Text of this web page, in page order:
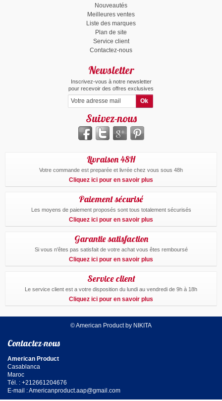
Nouveautés
Meilleures ventes
Liste des marques
Plan de site
Service client
Contactez-nous
Newsletter
Inscrivez-vous à notre newsletter
pour recevoir des offres exclusives
Suivez-nous
Livraison 48H
Votre commande est preparée et livrée chez vous sous 48h
Cliquez ici pour en savoir plus
Paiement sécurisé
Les moyens de paiement proposés sont tous totalement sécurisés
Cliquez ici pour en savoir plus
Garantie satisfaction
Si vous n'êtes pas satisfait de votre achat vous êtes remboursé
Cliquez ici pour en savoir plus
Service client
Le service client est a votre disposition du lundi au vendredi de 9h à 18h
Cliquez ici pour en savoir plus
© American Product by NIKITA
Contactez-nous
American Product
Casablanca
Maroc
Tél. : +212661204676
E-mail :Americanproduct.aap@gmail.com